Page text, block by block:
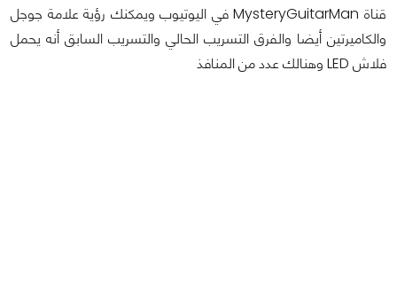
قناة MysteryGuitarMan في اليوتيوب ويمكنك رؤية علامة جوجل
والكاميرتين أيضا والفرق التسريب الحالي والتسريب السابق أنه يحمل
فلاش LED وهنالك عدد من المنافذ